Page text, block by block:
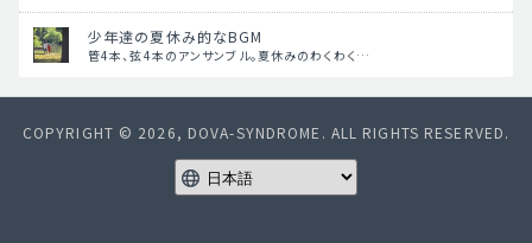
少年達の夏休み的なBGM
管4本、弦4本のアンサンブル。夏休みのわくわく…
COPYRIGHT © 2026, DOVA-SYNDROME. ALL RIGHTS RESERVED.